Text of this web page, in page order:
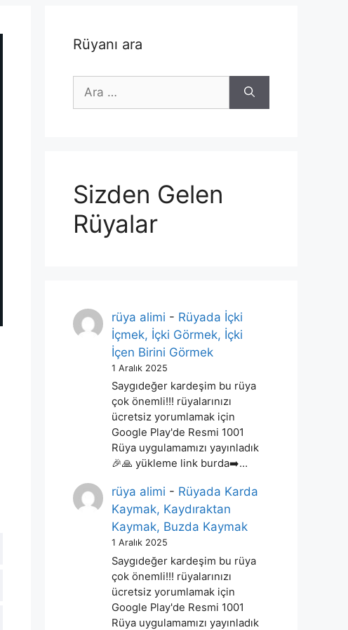
Rüyanı ara
için
Sizden Gelen
Rüyalar
rüya alimi - Rüyada İçki
İçmek, İçki Görmek, İçki
İçen Birini Görmek
1 Aralık 2025
Saygıdeğer kardeşim bu rüya
çok önemli!!! rüyalarınızı
ücretsiz yorumlamak için
Google Play'de Resmi 1001
Rüya uygulamamızı yayınladık
🎉🙏 yükleme link burda➡️…
rüya alimi - Rüyada Karda
Kaymak, Kaydıraktan
Kaymak, Buzda Kaymak
1 Aralık 2025
Saygıdeğer kardeşim bu rüya
çok önemli!!! rüyalarınızı
ücretsiz yorumlamak için
Google Play'de Resmi 1001
Rüya uygulamamızı yayınladık